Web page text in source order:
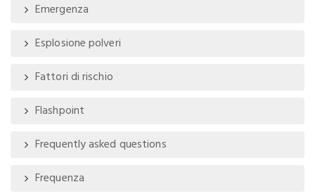
Emergenza
Esplosione polveri
Fattori di rischio
Flashpoint
Frequently asked questions
Frequenza